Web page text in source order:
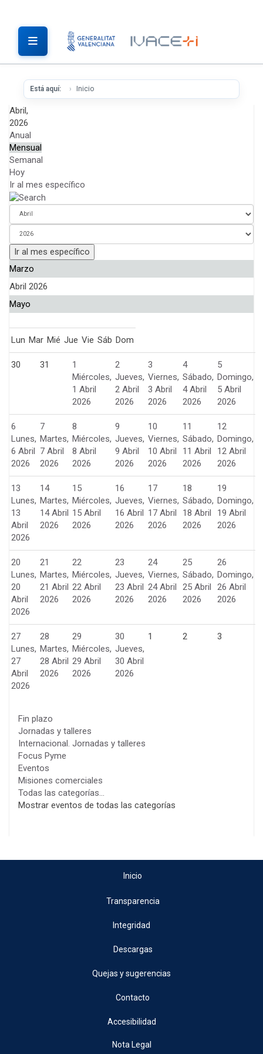
Está aquí: Inicio
Abril,
2026
Anual
Mensual
Semanal
Hoy
Ir al mes específico
Ir al mes específico
Marzo
Abril 2026
Mayo
Lun Mar Mié Jue Vie Sáb Dom
30 31
1
Miércoles,
1 Abril
2026
2
Jueves,
2 Abril
2026
3
Viernes,
3 Abril
2026
4
Sábado,
4 Abril
2026
5
Domingo,
5 Abril
2026
6
Lunes,
6 Abril
2026
7
Martes,
7 Abril
2026
8
Miércoles,
8 Abril
2026
9
Jueves,
9 Abril
2026
10
Viernes,
10 Abril
2026
11
Sábado,
11 Abril
2026
12
Domingo,
12 Abril
2026
13
Lunes,
13
Abril
2026
14
Martes,
14 Abril
2026
15
Miércoles,
15 Abril
2026
16
Jueves,
16 Abril
2026
17
Viernes,
17 Abril
2026
18
Sábado,
18 Abril
2026
19
Domingo,
19 Abril
2026
20
Lunes,
20
Abril
2026
21
Martes,
21 Abril
2026
22
Miércoles,
22 Abril
2026
23
Jueves,
23 Abril
2026
24
Viernes,
24 Abril
2026
25
Sábado,
25 Abril
2026
26
Domingo,
26 Abril
2026
27
Lunes,
27
Abril
2026
28
Martes,
28 Abril
2026
29
Miércoles,
29 Abril
2026
30
Jueves,
30 Abril
2026
1 2 3
Fin plazo
Jornadas y talleres
Internacional. Jornadas y talleres
Focus Pyme
Eventos
Misiones comerciales
Todas las categorías...
Mostrar eventos de todas las categorías
Inicio
Transparencia
Integridad
Descargas
Quejas y sugerencias
Contacto
Accesibilidad
Nota Legal